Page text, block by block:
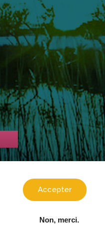
Accepter
Non, merci.